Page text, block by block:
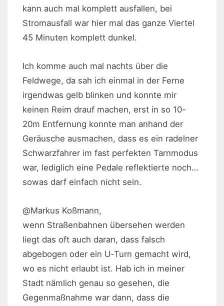
kann auch mal komplett ausfallen, bei
Stromausfall war hier mal das ganze Viertel
45 Minuten komplett dunkel.
Ich komme auch mal nachts über die
Feldwege, da sah ich einmal in der Ferne
irgendwas gelb blinken und konnte mir
keinen Reim drauf machen, erst in so 10-
20m Entfernung konnte man anhand der
Geräusche ausmachen, dass es ein radelner
Schwarzfahrer im fast perfekten Tarnmodus
war, lediglich eine Pedale reflektierte noch…
sowas darf einfach nicht sein.
@Markus Koßmann,
wenn Straßenbahnen übersehen werden
liegt das oft auch daran, dass falsch
abgebogen oder ein U-Turn gemacht wird,
wo es nicht erlaubt ist. Hab ich in meiner
Stadt nämlich genau so gesehen, die
Gegenmaßnahme war dann, dass die